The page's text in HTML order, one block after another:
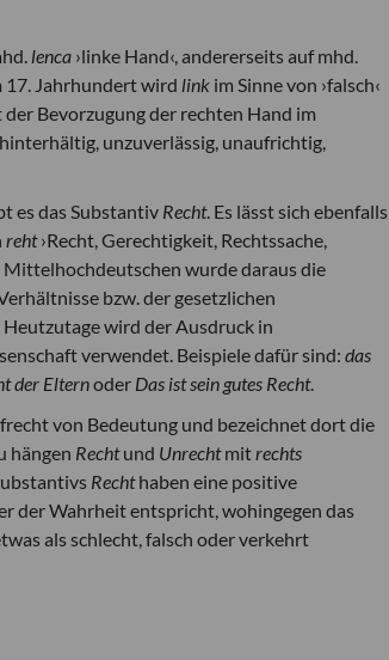
lenca ›linke Hand‹, andererseits auf mhd.
17. Jahrhundert wird link im Sinne von ›falsch‹
Bevorzugung der rechten Hand im
unzuverlässig, unaufrichtig,
es das Substantiv Recht. Es lässt sich ebenfalls
reht›Recht, Gerechtigkeit, Rechtssache,
Mittelhochdeutschen wurde daraus die
bzw. der gesetzlichen
wird der Ausdruck in
verwendet. Beispiele dafür sind: das
der Elternoder Das ist sein gutes Recht.
von Bedeutung und bezeichnet dort die
hängen Rechtund Unrechtmitrechts
Rechthaben eine positive
der Wahrheit entspricht, wohingegen das
als schlecht, falsch oder verkehrt